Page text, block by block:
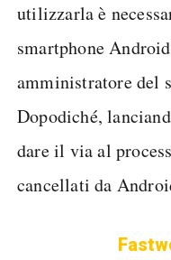
utilizzarla è
smartphone
amministratore del
Dopodiché,
dare il via al
cancellati da